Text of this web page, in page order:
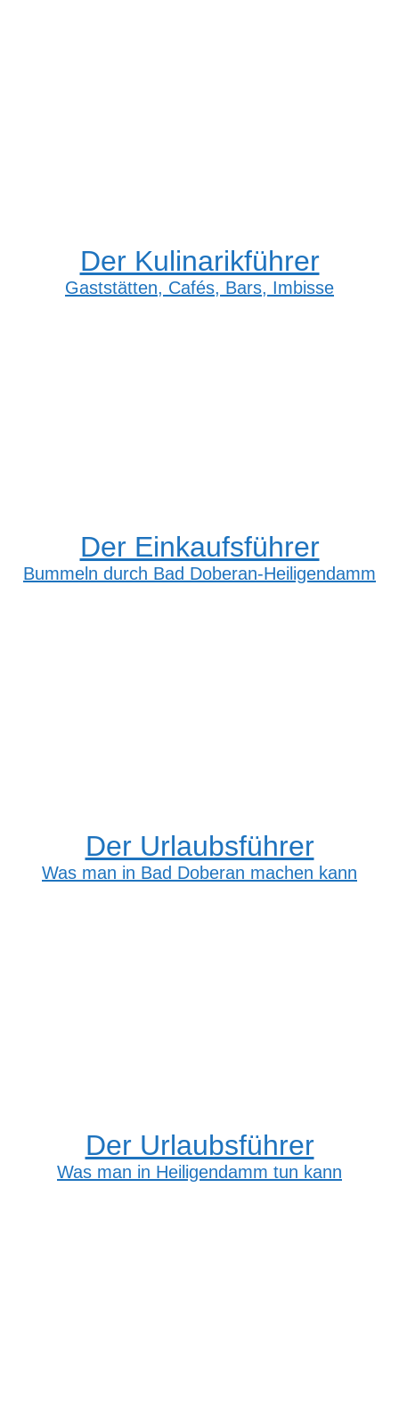
Der Kulinarikführer
Gaststätten, Cafés, Bars, Imbisse
Der Einkaufsführer
Bummeln durch Bad Doberan-Heiligendamm
Der Urlaubsführer
Was man in Bad Doberan machen kann
Der Urlaubsführer
Was man in Heiligendamm tun kann